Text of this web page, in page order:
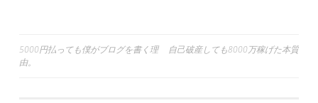
投
5000円払っても僕がブログを書く理
由。
自己破産しても8000万稼げた本質